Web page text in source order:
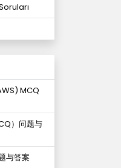
MCQ
）问题与
与答案